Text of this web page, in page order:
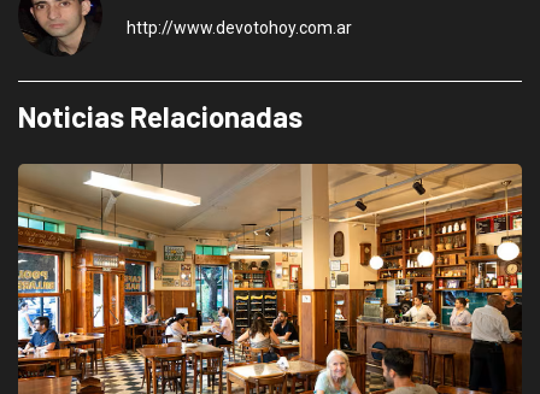
http://www.devotohoy.com.ar
Noticias Relacionadas